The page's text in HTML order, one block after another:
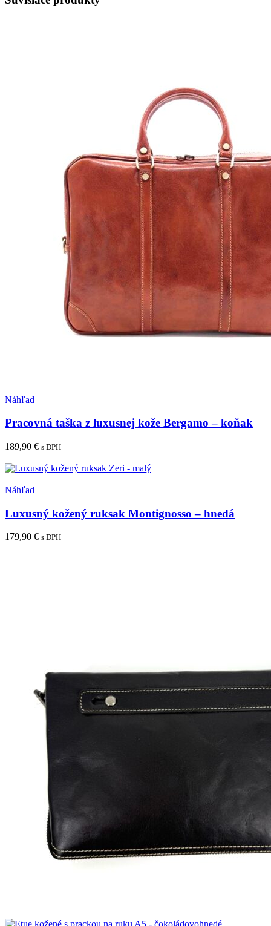
Náhľad
Pracovná taška z luxusnej kože Bergamo – koňak
189,90 € s DPH
Náhľad
Luxusný kožený ruksak Montignosso – hnedá
179,90 € s DPH